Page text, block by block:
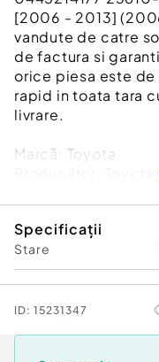
[2006 - 2013]
vandute de catre
de factura si
orice piesa este de
rapid in toata tara
livrare.
Marcă: Toyota
0445214177
Garanție
Specificații
Stare
ID: 15231347